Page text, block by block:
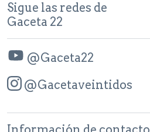
Sigue las redes de
Gaceta 22
@Gaceta22
@Gacetaveintidos